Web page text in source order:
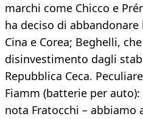
marchi come Chicco e
ha deciso di
Cina e Corea; Beghelli,
disinvestimento dagli
Repubblica Ceca.
Fiamm (batterie per
nota Fratocchi – abbiamo